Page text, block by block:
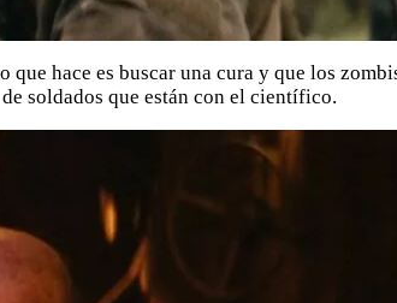
hace es buscar una cura y que los
soldados que están con el científico.